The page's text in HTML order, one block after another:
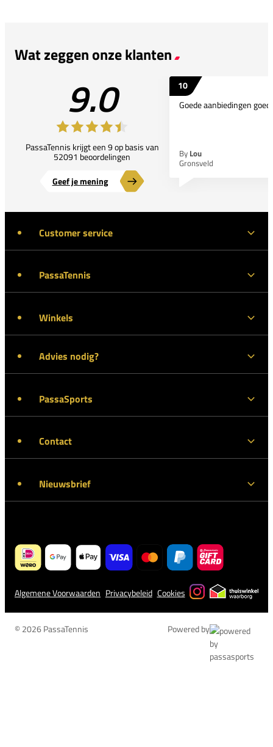
Wat zeggen onze klanten
9.0
PassaTennis krijgt een 9 op basis van
52091 beoordelingen
Geef je mening
10
Goede aanbiedingen
By Lou
Gronsveld
Customer service
PassaTennis
Winkels
Advies nodig?
PassaSports
Contact
Nieuwsbrief
Algemene Voorwaarden Privacybeleid Cookies
© 2026 PassaTennis Powered by